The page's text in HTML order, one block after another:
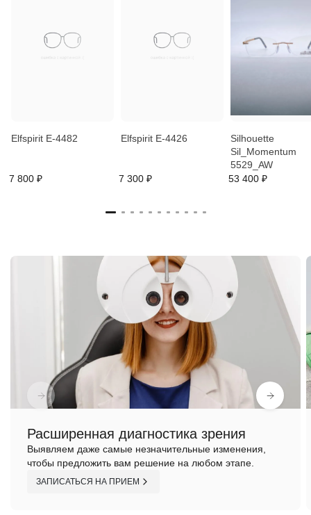
Elfspirit E-4482
7 800 ₽
Elfspirit E-4426
7 300 ₽
Silhouette
Sil_Momentum
5529_AW
53 400 ₽
Расширенная диагностика зрения
Выявляем даже самые незначительные изменения,
чтобы предложить вам решение на любом этапе.
ЗАПИСАТЬСЯ НА ПРИЕМ